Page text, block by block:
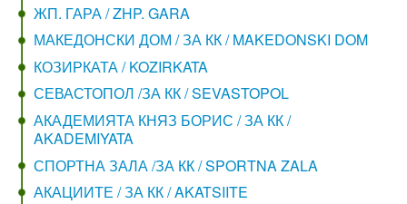
ЖП. ГАРА / ZHP. GARA
МАКЕДОНСКИ ДОМ / ЗА КК / MAKEDONSKI DOM
КОЗИРКАТА / KOZIRKATA
СЕВАСТОПОЛ /ЗА КК / SEVASTOPOL
АКАДЕМИЯТА КНЯЗ БОРИС / ЗА КК /
AKADEMIYATA
СПОРТНА ЗАЛА /ЗА КК / SPORTNA ZALA
АКАЦИИТЕ / ЗА КК / AKATSIITE